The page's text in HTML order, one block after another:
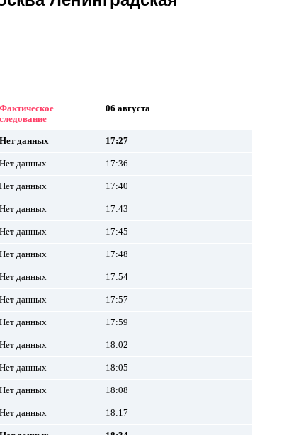
Фактическое
следование
06 августа
Нет данных 17:27
Нет данных 17:36
Нет данных 17:40
Нет данных 17:43
Нет данных 17:45
Нет данных 17:48
Нет данных 17:54
Нет данных 17:57
Нет данных 17:59
Нет данных 18:02
Нет данных 18:05
Нет данных 18:08
Нет данных 18:17